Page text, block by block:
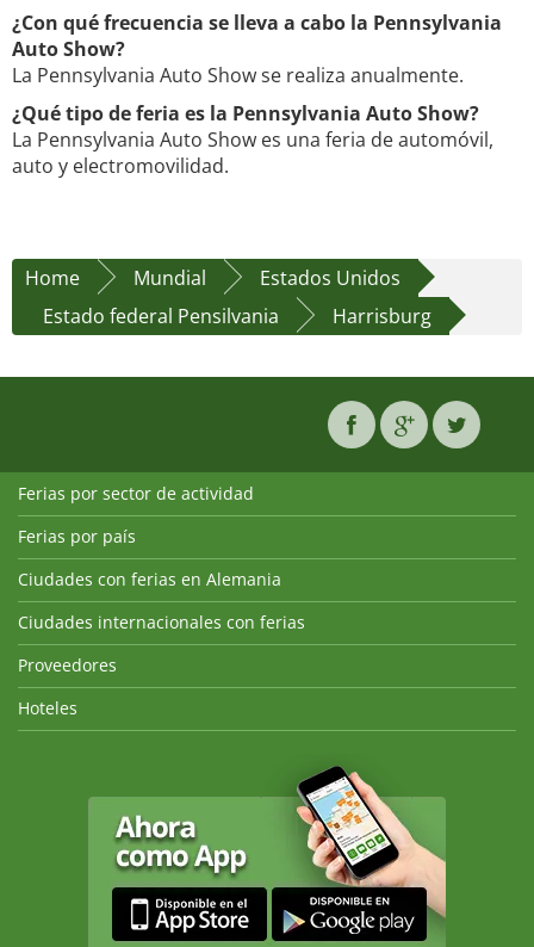
¿Con qué frecuencia se lleva a cabo la Pennsylvania
Auto Show?
La Pennsylvania Auto Show se realiza anualmente.
¿Qué tipo de feria es la Pennsylvania Auto Show?
La Pennsylvania Auto Show es una feria de automóvil,
auto y electromovilidad.
Home Mundial
Estados Unidos
Estado federal Pensilvania
Harrisburg
Ferias por sector de actividad
Ferias por país
Ciudades con ferias en Alemania
Ciudades internacionales con ferias
Proveedores
Hoteles